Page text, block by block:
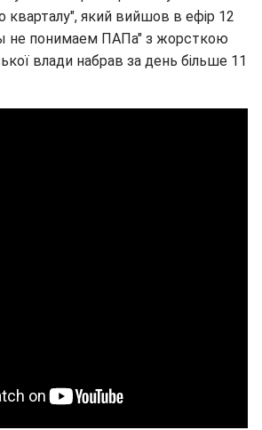
кварталу", який вийшов в ефір 12
не понимаем ПАПа" з жорсткою
влади набрав за день більше 11